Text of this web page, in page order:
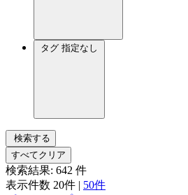
タグ 指定なし
検索する
すべてクリア
検索結果: 642 件
表示件数 20件 | 50件